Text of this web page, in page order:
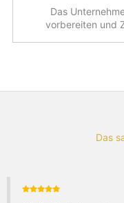
Das
vorbereiten und
Das